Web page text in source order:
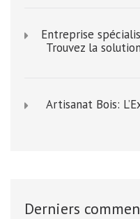
Entreprise
Trouvez la
Artisanat Bois:
Derniers